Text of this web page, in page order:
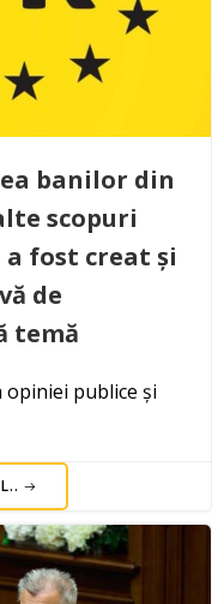
banilor din
scopuri
fost creat și
de
temă
opiniei publice și